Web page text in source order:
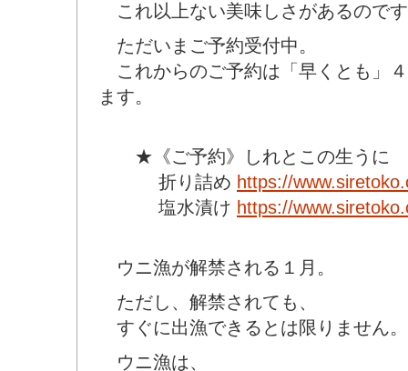
これ以上ない美味しさがあるので
ただいまご予約受付中。
これからのご予約は「早くとも」
ます。
★《ご予約》しれとこの生うに
折り詰め https://
塩水漬け https://
ウニ漁が解禁される１月。
ただし、解禁されても、
すぐに出漁できるとは限りません。
ウニ漁は、